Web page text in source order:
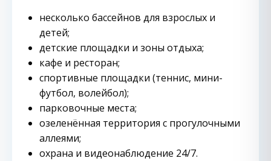
несколько бассейнов для взрослых и
детей;
детские площадки и зоны отдыха;
кафе и ресторан;
спортивные площадки (теннис, мини-
футбол, волейбол);
парковочные места;
озеленённая территория с прогулочными
аллеями;
охрана и видеонаблюдение 24/7.